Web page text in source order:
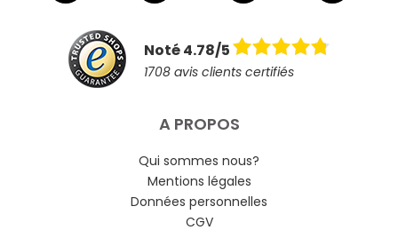
Noté 4.78/5
1708 avis clients certifiés
A PROPOS
Qui sommes nous?
Mentions légales
Données personnelles
CGV